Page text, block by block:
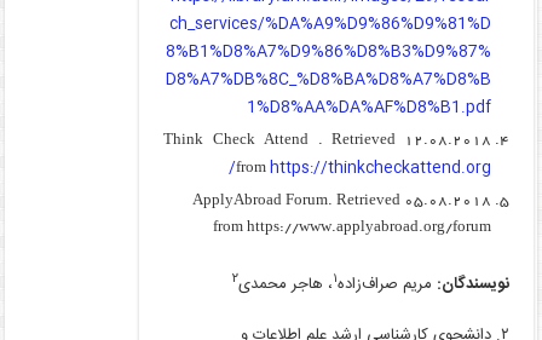
ch_services/%DA%A9%D9%86%D9%81%D
8%B1%D8%A7%D9%86%D8%B3%D9%87%
D8%A7%DB%8C_%D8%BA%D8%A7%D8%B
1%D8%AA%DA%AF%D8%B1.pdf
Think Check Attend . Retrieved 12.08.2018
from https://thinkcheckattend.org/
ApplyAbroad Forum. Retrieved 05.08.2018
from https://www.applyabroad.org/forum
نویسندگان: مریم صراف‌زاده۱، هاجر محمدی۲